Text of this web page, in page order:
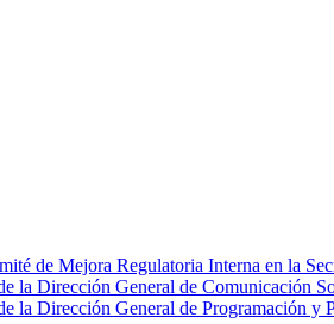
de Mejora Regulatoria Interna en la
la Dirección General de Comunicación
la Dirección General de Programación y